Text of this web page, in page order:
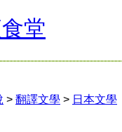
堂
> 翻譯文學 > 日本文學